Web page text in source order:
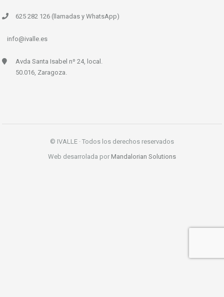
625 282 126 (llamadas y WhatsApp)
info@ivalle.es
Avda Santa Isabel nº 24, local.
50.016, Zaragoza.
© IVALLE · Todos los derechos reservados
Web desarrolada por Mandalorian Solutions